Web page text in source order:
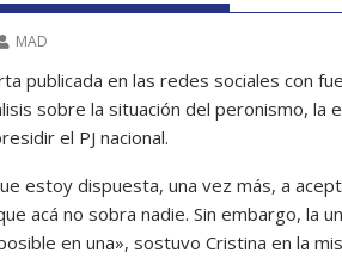
MAD
publicada en las redes sociales con
sobre la situación del peronismo, la
el PJ nacional.
estoy dispuesta, una vez más, a
acá no sobra nadie. Sin embargo, la
en una», sostuvo Cristina en la